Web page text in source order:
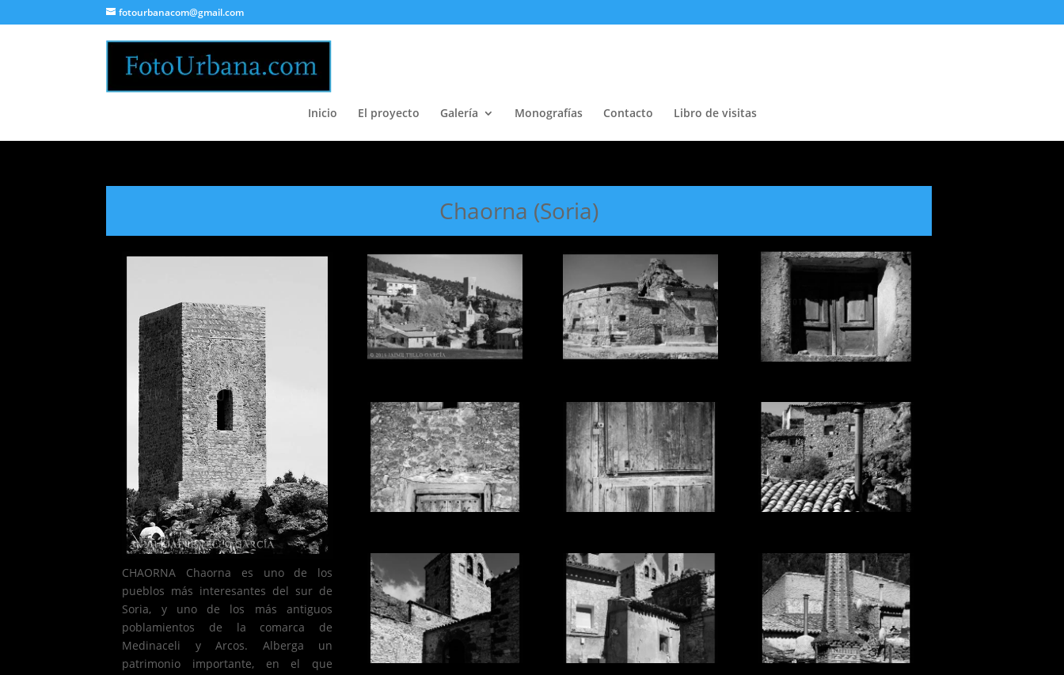
fotourbanacom@gmail.com
Inicio El proyecto Galería Monografías Contacto Libro de visitas
Chaorna (Soria)
CHAORNA Chaorna es uno de los
pueblos más interesantes del sur de
Soria, y uno de los más antiguos
poblamientos de la comarca de
Medinaceli y Arcos. Alberga un
patrimonio importante, en el que